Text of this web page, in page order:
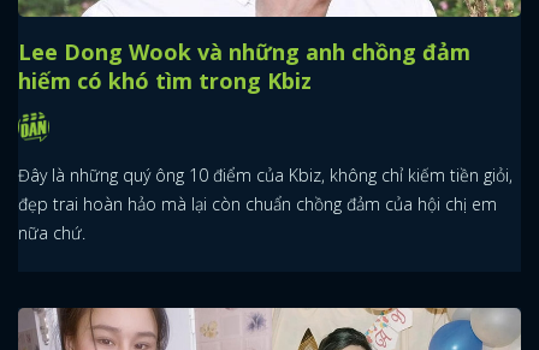
Lee Dong Wook và những anh chồng đảm
hiếm có khó tìm trong Kbiz
Đây là những quý ông 10 điểm của Kbiz, không chỉ kiếm tiền giỏi,
đẹp trai hoàn hảo mà lại còn chuẩn chồng đảm của hội chị em
nữa chứ.